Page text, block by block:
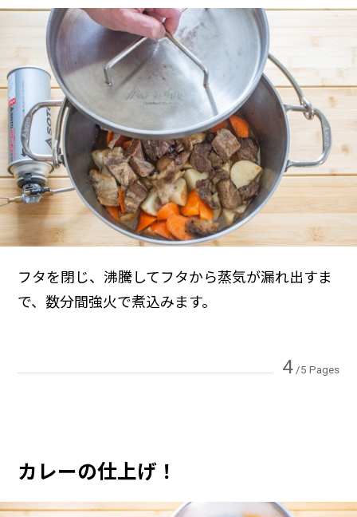
フタを閉じ、沸騰してフタから蒸気が漏れ出すま
で、数分間強火で煮込みます。
4/5 Pages
カレーの仕上げ！